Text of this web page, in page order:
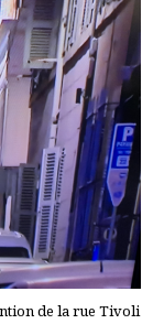
de la rue Tivoli